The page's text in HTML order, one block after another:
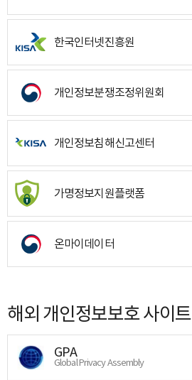
한국인터넷진흥원
개인정보분쟁조정위원회
개인정보침해신고센터
가명정보지원플랫폼
온마이데이터
해외 개인정보보호 사이트
GPA
Global Privacy Assembly